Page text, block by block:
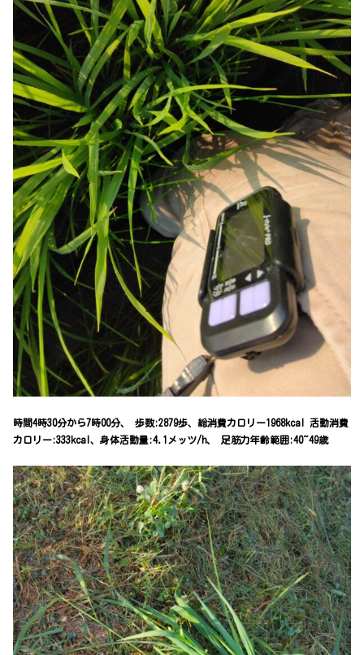
時間4時30分から7時00分、 歩数:2879歩、総消費カロリー1968kcal 活動消費
カロリー:333kcal、身体活動量:4.1メッツ/h、 足筋力年齢範囲:40~49歳